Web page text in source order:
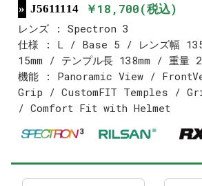
J5611114 ￥18,700(税込)
レンズ : Spectron 3
仕様 : L / Base 5 / レンズ幅
15mm / テンプル長 138mm / 重量
機能 : Panoramic View /
Grip / CustomFIT Temples /
/ Comfort Fit with Helmet